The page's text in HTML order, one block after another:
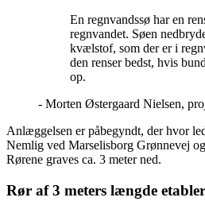
En regnvandssø har en
regnvandet. Søen
kvælstof, som der er i
den renser bedst, hvis
op.
- Morten Østergaard Nielsen,
Anlæggelsen er påbegyndt, der hvor
Nemlig ved Marselisborg Grønnevej
Rørene graves ca. 3 meter ned.
Rør af 3 meters længde